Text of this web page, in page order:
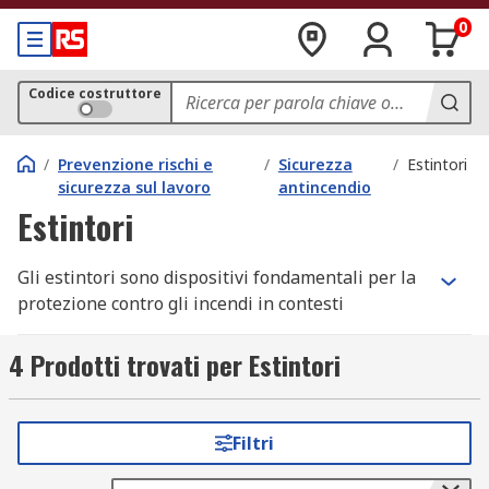
0
Codice costruttore
/ Prevenzione rischi e
sicurezza sul lavoro
/ Sicurezza
antincendio
/ Estintori
Estintori
Gli estintori sono dispositivi fondamentali per la
protezione contro gli incendi in contesti
diffusi ed efficaci si trovano gli estintori a polvere
e gli estintori CO2, progettati per affrontare
4 Prodotti trovati per Estintori
Filtri